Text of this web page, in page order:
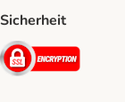
Sicherheit
Security